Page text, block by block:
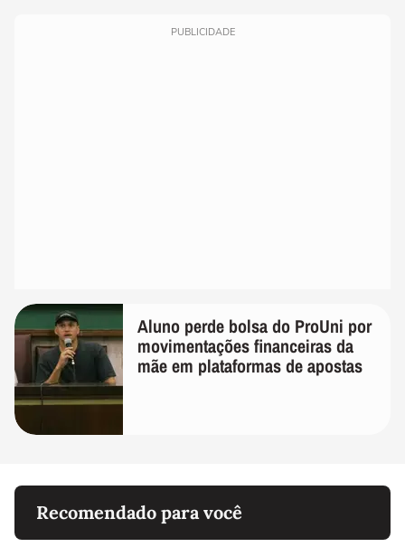
PUBLICIDADE
Aluno perde bolsa do ProUni por
movimentações financeiras da
mãe em plataformas de apostas
Recomendado para você